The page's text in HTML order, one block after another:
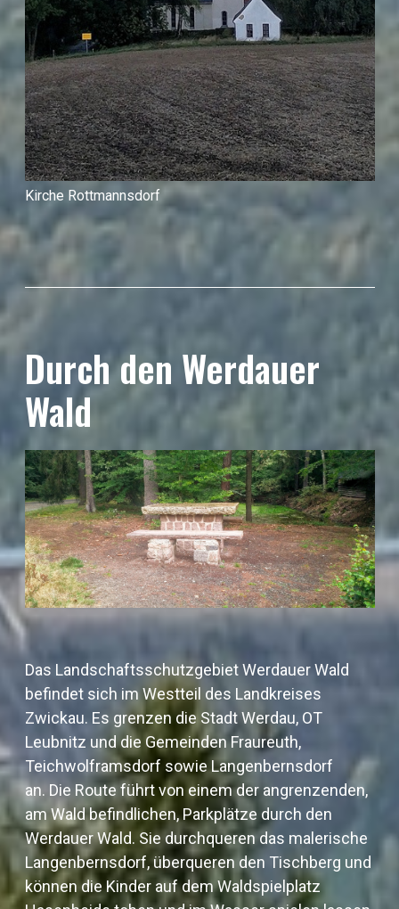
Kirche Rottmannsdorf
Durch den Werdauer
Wald
Das Landschaftsschutzgebiet Werdauer Wald
befindet sich im Westteil des Landkreises
Zwickau. Es grenzen die Stadt Werdau, OT
Leubnitz und die Gemeinden Fraureuth,
Teichwolframsdorf sowie Langenbernsdorf
an. Die Route führt von einem der angrenzenden,
am Wald befindlichen, Parkplätze durch den
Werdauer Wald. Sie durchqueren das malerische
Langenbernsdorf, überqueren den Tischberg und
können die Kinder auf dem Waldspielplatz